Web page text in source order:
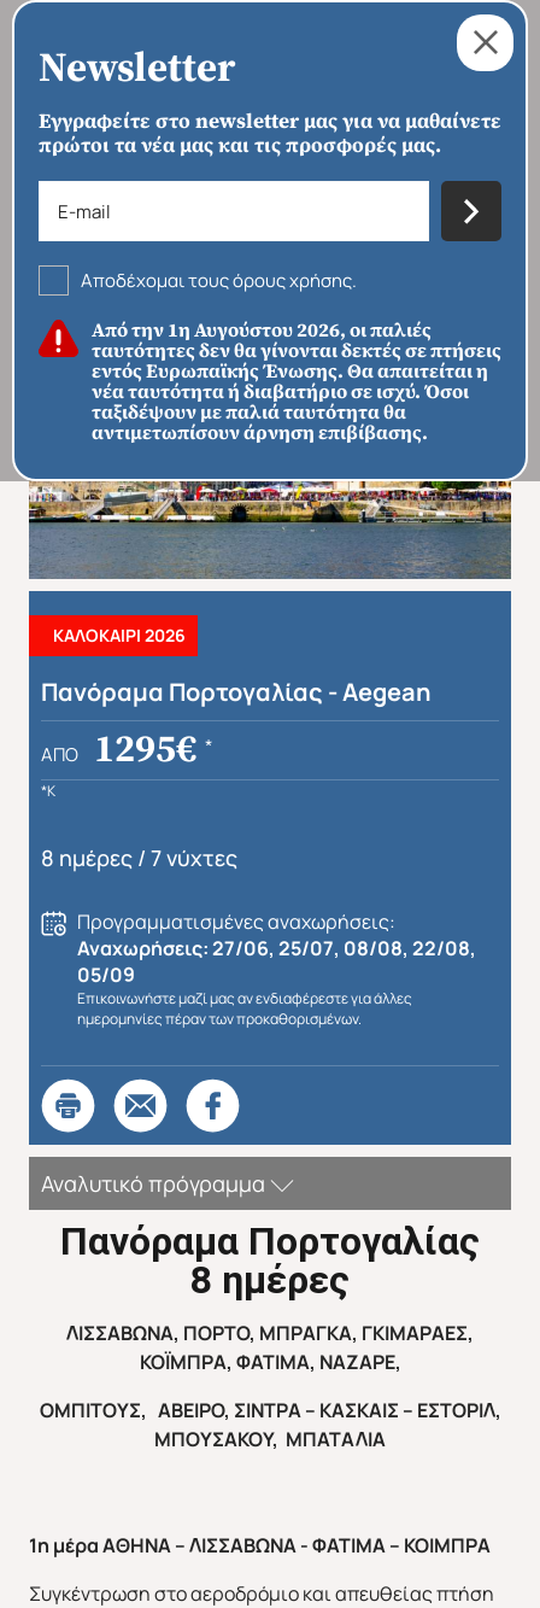
Newsletter
Εγγραφείτε στο newsletter μας για να μαθαίνετε
πρώτοι τα νέα μας και τις προσφορές μας.
Αποδέχομαι τους όρους χρήσης.
Από την 1η Αυγούστου 2026, οι παλιές
ταυτότητες δεν θα γίνονται δεκτές σε πτήσεις
εντός Ευρωπαϊκής Ένωσης. Θα απαιτείται η
νέα ταυτότητα ή διαβατήριο σε ισχύ. Όσοι
ταξιδέψουν με παλιά ταυτότητα θα
αντιμετωπίσουν άρνηση επιβίβασης.
ΑΡΧΙΚΗ › ΠΡΟΟΡΙΣΜΟΙ › ΕΥΡΏΠΗ › ΠΟΡΤΟΓΑΛΊΑ
Πανόραμα Πορτογαλίας - Aegean
ΚΑΛΟΚΑΙΡΙ 2026
Πανόραμα Πορτογαλίας - Aegean
ΑΠΌ 1295€ *
*K
8 ημέρες / 7 νύχτες
Προγραμματισμένες αναχωρήσεις:
Αναχωρήσεις: 27/06, 25/07, 08/08, 22/08,
05/09
Επικοινωνήστε μαζί μας αν ενδιαφέρεστε για άλλες
ημερομηνίες πέραν των προκαθορισμένων.
Αναλυτικό πρόγραμμα
Πανόραμα Πορτογαλίας
8 ημέρες
ΛΙΣΣΑΒΩΝΑ, ΠΟΡΤΟ, ΜΠΡΑΓΚΑ, ΓΚΙΜΑΡΑΕΣ,
ΚΟΪΜΠΡΑ, ΦΑΤΙΜΑ, ΝΑΖΑΡΕ,
ΟΜΠΙΤΟΥΣ, ΑΒΕΙΡΟ, ΣΙΝΤΡΑ – ΚΑΣΚΑΙΣ – ΕΣΤΟΡΙΛ,
ΜΠΟΥΣΑΚΟΥ, ΜΠΑΤΑΛΙΑ
1η μέρα ΑΘΗΝΑ – ΛΙΣΣΑΒΩΝΑ - ΦΑΤΙΜΑ – ΚΟΙΜΠΡΑ
Συγκέντρωση στο αεροδρόμιο και απευθείας πτήση